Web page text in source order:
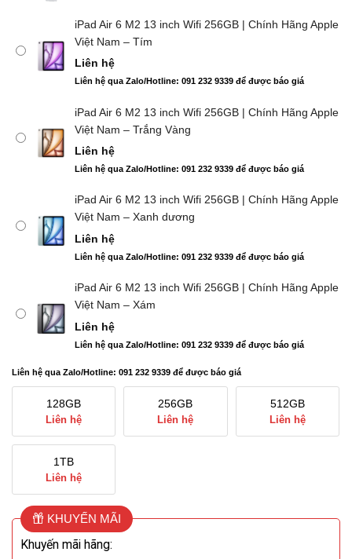
iPad Air 6 M2 13 inch Wifi 256GB | Chính Hãng Apple
Việt Nam – Tím
Liên hệ
Liên hệ qua Zalo/Hotline: 091 232 9339 để được báo giá
iPad Air 6 M2 13 inch Wifi 256GB | Chính Hãng Apple
Việt Nam – Trắng Vàng
Liên hệ
Liên hệ qua Zalo/Hotline: 091 232 9339 để được báo giá
iPad Air 6 M2 13 inch Wifi 256GB | Chính Hãng Apple
Việt Nam – Xanh dương
Liên hệ
Liên hệ qua Zalo/Hotline: 091 232 9339 để được báo giá
iPad Air 6 M2 13 inch Wifi 256GB | Chính Hãng Apple
Việt Nam – Xám
Liên hệ
Liên hệ qua Zalo/Hotline: 091 232 9339 để được báo giá
Liên hệ qua Zalo/Hotline: 091 232 9339 để được báo giá
128GB
Liên hệ
256GB
Liên hệ
512GB
Liên hệ
1TB
Liên hệ
KHUYẾN MÃI
Khuyến mãi hãng: